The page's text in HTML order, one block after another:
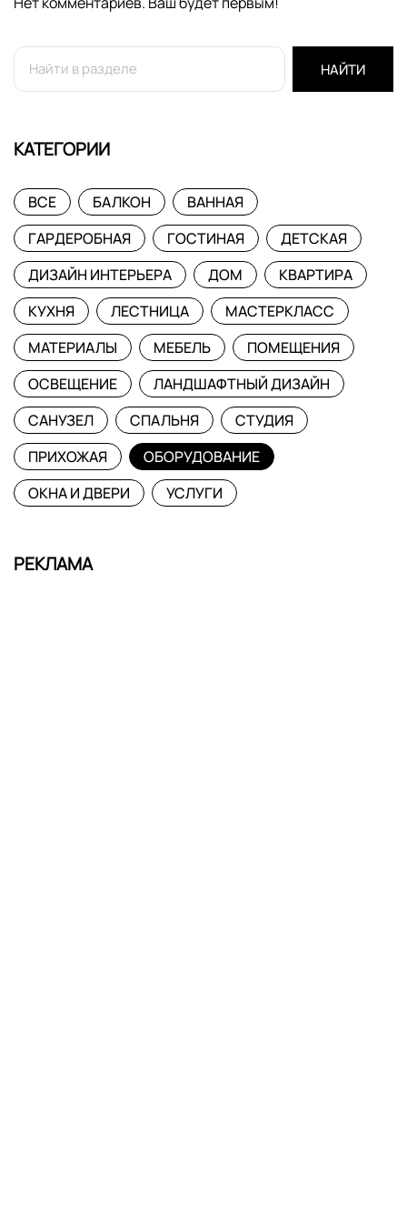
НАЙТИ
КАТЕГОРИИ
ВСЕ БАЛКОН
ВАННАЯ
ГАРДЕРОБНАЯ
ГОСТИНАЯ
ДЕТСКАЯ
ДИЗАЙН ИНТЕРЬЕРА
ДОМ
КВАРТИРА
КУХНЯ
ЛЕСТНИЦА
МАСТЕРКЛАСС
МАТЕРИАЛЫ
МЕБЕЛЬ
ПОМЕЩЕНИЯ
ОСВЕЩЕНИЕ
ЛАНДШАФТНЫЙ ДИЗАЙН
САНУЗЕЛ
СПАЛЬНЯ
СТУДИЯ
ПРИХОЖАЯ
ОБОРУДОВАНИЕ
ОКНА И ДВЕРИ
УСЛУГИ
РЕКЛАМА